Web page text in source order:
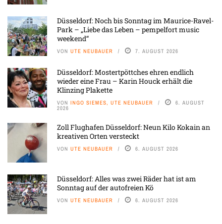
Düsseldorf: Noch bis Sonntag im Maurice-Ravel-
Park – „Liebe das Leben – pempelfort music
weekend“
VON UTE NEUBAUER 7. AUGUST 2026
Düsseldorf: Mostertpöttches ehren endlich
wieder eine Frau – Karin Houck erhält die
Klinzing Plakette
VON INGO SIEMES, UTE NEUBAUER 6. AUGUST
2026
Zoll Flughafen Düsseldorf: Neun Kilo Kokain an
kreativen Orten versteckt
VON UTE NEUBAUER 6. AUGUST 2026
Düsseldorf: Alles was zwei Räder hat ist am
Sonntag auf der autofreien Kö
VON UTE NEUBAUER 6. AUGUST 2026